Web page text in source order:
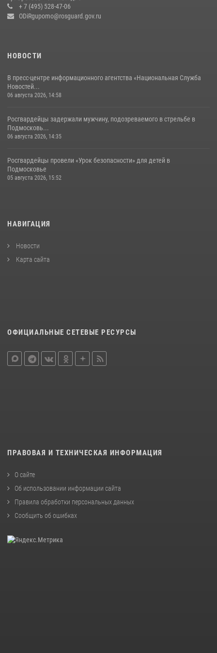
14 июля 2026, 15:13
+ 7 (495) 528-47-06
ODiRgupomo@rosguard.gov.ru
НОВОСТИ
В пресс-центре информационного агентства «Национальная Служба
Новостей...
06 августа 2026, 14:58
Росгвардейцы задержали мужчину, подозреваемого в стрельбе в
Подмосковь...
06 августа 2026, 14:35
Росгвардейцы провели «Урок безопасности» для детей в
Подмосковье
05 августа 2026, 15:52
НАВИГАЦИЯ
Новости
Карта сайта
ОФИЦИАЛЬНЫЕ СЕТЕВЫЕ РЕСУРСЫ
ПРАВОВАЯ И ТЕХНИЧЕСКАЯ ИНФОРМАЦИЯ
О сайте
Об использовании информации сайта
Правила обработки персональных данных
Сообщить об ошибках